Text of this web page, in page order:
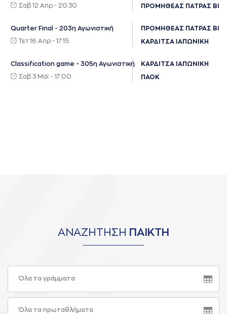
Σαβ 12 Απρ - 20:30 ΠΡΟΜΗΘΕΑΣ ΠΑΤΡΑΣ
Quarter Final - 203η Αγωνιστική
Τετ 16 Απρ - 17:15
ΠΡΟΜΗΘΕΑΣ ΠΑΤΡΑΣ
ΚΑΡΔΙΤΣΑ ΙΑΠΩΝΙΚΗ
Classification game - 305η Αγωνιστική
Σαβ 3 Μαϊ - 17:00
ΚΑΡΔΙΤΣΑ ΙΑΠΩΝΙΚΗ
ΠΑΟΚ
ΑΝΑΖΗΤΗΣΗ ΠΑΙΚΤΗ
Όλα τα γράμματα
Όλα τα πρωταθλήματα